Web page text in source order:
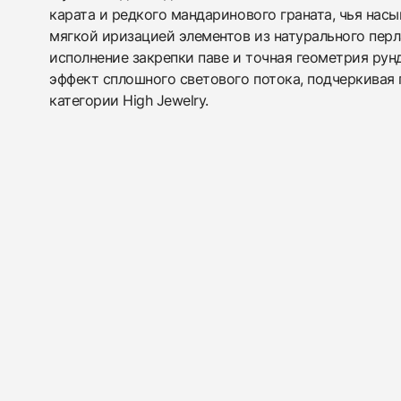
карата и редкого мандаринового граната, чья
мягкой иризацией элементов из натурального
исполнение закрепки паве и точная геометрия
эффект сплошного светового потока,
категории High Jewelry.